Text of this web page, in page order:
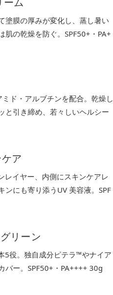
塗膜の厚みが変化し、蒸し暑い
の乾燥を防ぐ。SPF50+・PA+
ド・アルブチンを配合。乾燥し
と引き締め、若々しいヘルシー
ア
レイヤー、内側にスキンケアレ
にも寄り添うUV 美容液。SPF
リーン
5役。独自成分ピテラ™︎やナイア
バー。SPF50+・PA++++ 30g